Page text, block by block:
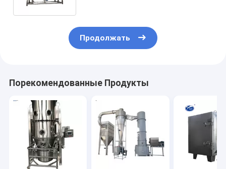
Продолжать
Порекомендованные Продукты